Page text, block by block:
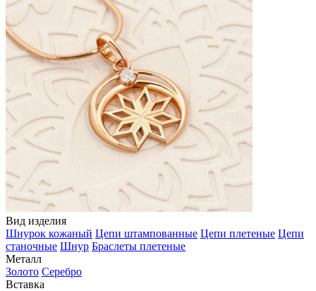
Вид изделия
Шнурок кожаный Цепи штампованные Цепи плетеные Цепи
станочные Шнур Браслеты плетеные
Металл
Золото Серебро
Вставка